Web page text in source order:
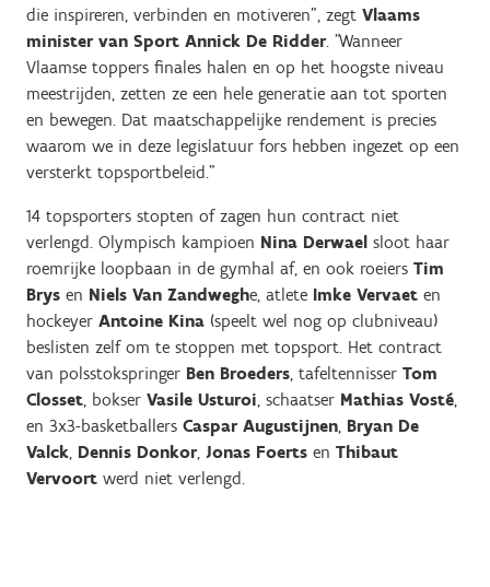
die inspireren, verbinden en motiveren", zegt Vlaams
minister van Sport Annick De Ridder. "Wanneer
Vlaamse toppers finales halen en op het hoogste niveau
meestrijden, zetten ze een hele generatie aan tot sporten
en bewegen. Dat maatschappelijke rendement is precies
waarom we in deze legislatuur fors hebben ingezet op een
versterkt topsportbeleid.”
14 topsporters stopten of zagen hun contract niet
verlengd. Olympisch kampioen Nina Derwael sloot haar
roemrijke loopbaan in de gymhal af, en ook roeiers Tim
Brys en Niels Van Zandweghe, atlete Imke Vervaet en
hockeyer Antoine Kina (speelt wel nog op clubniveau)
beslisten zelf om te stoppen met topsport. Het contract
van polsstokspringer Ben Broeders, tafeltennisser Tom
Closset, bokser Vasile Usturoi, schaatser Mathias Vosté,
en 3x3-basketballers Caspar Augustijnen, Bryan De
Valck, Dennis Donkor, Jonas Foerts en Thibaut
Vervoort werd niet verlengd.